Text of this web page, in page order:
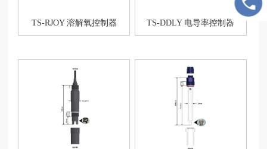
TS-RJOY 溶解氧控制器 TS-DDLY 电导率控制器